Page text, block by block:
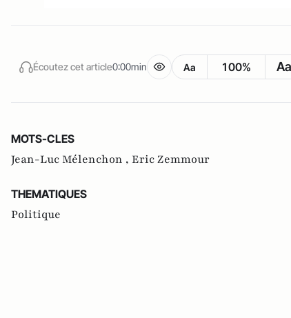
Écoutez cet article0:00min Aa 100% Aa
MOTS-CLES
Jean-Luc Mélenchon , Eric Zemmour
THEMATIQUES
Politique